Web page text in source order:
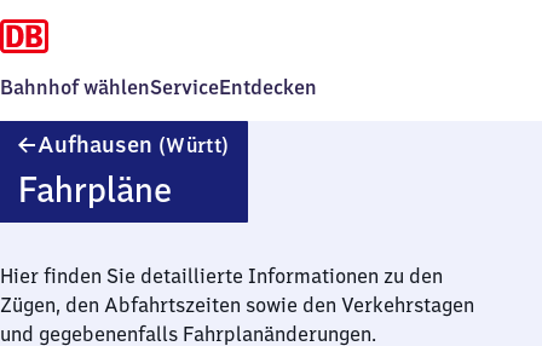
Bahnhof wählenServiceEntdecken
Aufhausen (Württ)
Fahrpläne
Hier finden Sie detaillierte Informationen zu den
Zügen, den Abfahrtszeiten sowie den Verkehrstagen
und gegebenenfalls Fahrplanänderungen.